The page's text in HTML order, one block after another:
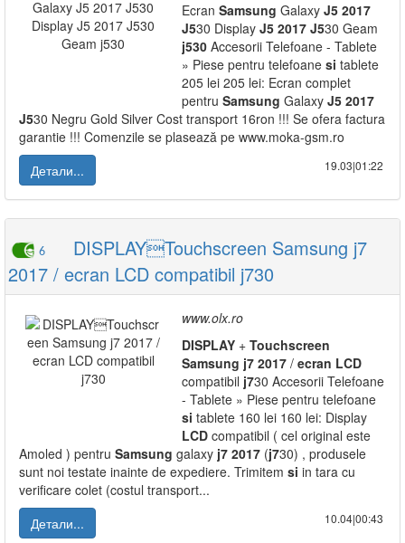
Ecran Samsung Galaxy J5 2017
J530 Display J5 2017 J530 Geam
j530 Accesorii Telefoane - Tablete
» Piese pentru telefoane si tablete
205 lei 205 lei: Ecran complet
pentru Samsung Galaxy J5 2017
J530 Negru Gold Silver Cost transport 16ron !!! Se ofera factura
garantie !!! Comenzile se plasează pe www.moka-gsm.ro
Детали...
19.03|01:22
6
DISPLAYTouchscreen Samsung j7
2017 / ecran LCD compatibil j730
www.olx.ro
DISPLAY + Touchscreen
Samsung j7 2017 / ecran LCD
compatibil j730 Accesorii Telefoane
- Tablete » Piese pentru telefoane
si tablete 160 lei 160 lei: Display
LCD compatibil ( cel original este
Amoled ) pentru Samsung galaxy j7 2017 (j730) , produsele
sunt noi testate inainte de expediere. Trimitem si in tara cu
verificare colet (costul transport...
Детали...
10.04|00:43